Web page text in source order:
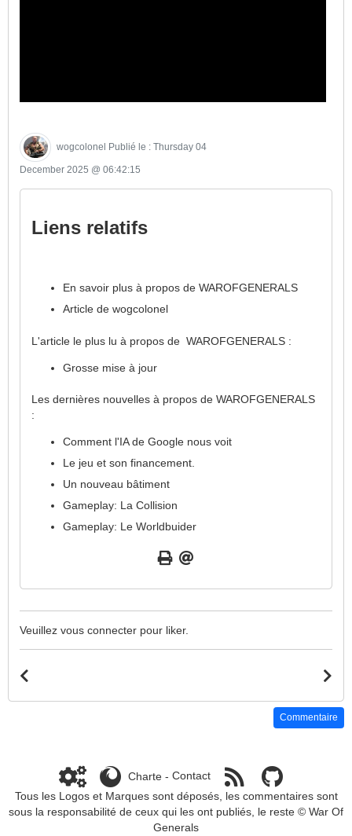
wogcolonel Publié le : Thursday 04
December 2025 @ 06:42:15
Liens relatifs
En savoir plus à propos de WAROFGENERALS
Article de wogcolonel
L'article le plus lu à propos de WAROFGENERALS :
Grosse mise à jour
Les dernières nouvelles à propos de WAROFGENERALS
:
Comment l'IA de Google nous voit
Le jeu et son financement.
Un nouveau bâtiment
Gameplay: La Collision
Gameplay: Le Worldbuider
Veuillez vous connecter pour liker.
Commentaire
Charte- Contact
Tous les Logos et Marques sont déposés, les commentaires sont
sous la responsabilité de ceux qui les ont publiés, le reste © War Of
Generals